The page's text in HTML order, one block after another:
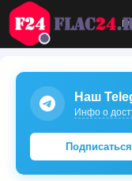
Наш
Инфо о